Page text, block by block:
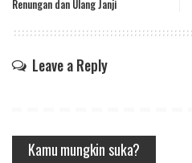
Renungan dan Ulang Janji
Leave a Reply
Kamu mungkin suka?